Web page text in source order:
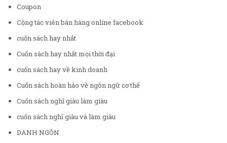
Coupon
Cộng tác viên bán hàng online facebook
cuốn sách hay nhất
Cuốn sách hay nhất mọi thời đại
cuốn sách hay về kinh doanh
Cuốn sách hoàn hảo về ngôn ngữ cơ thể
Cuốn sách nghĩ giàu làm giàu
cuốn sách nghĩ giàu và làm giàu
DANH NGÔN